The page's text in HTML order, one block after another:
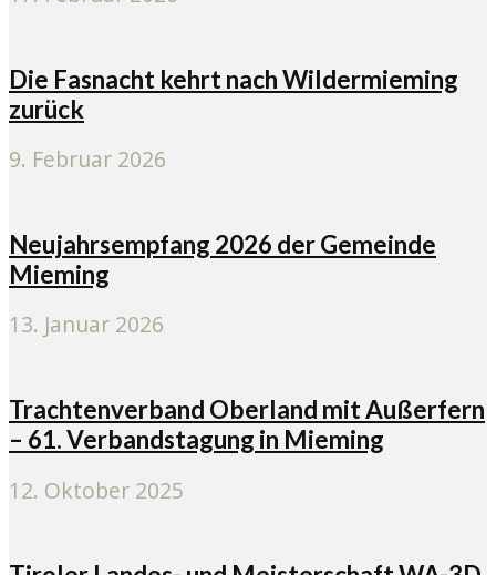
Die Fasnacht kehrt nach Wildermieming
zurück
9. Februar 2026
Neujahrsempfang 2026 der Gemeinde
Mieming
13. Januar 2026
Trachtenverband Oberland mit Außerfern
– 61. Verbandstagung in Mieming
12. Oktober 2025